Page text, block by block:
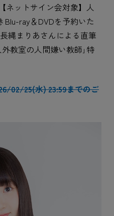
ネットサイン会対象】人
Blu-ray＆DVDを予約いた
縄まりあさんによる直筆
教室の人間嫌い教師｣特
02/25(水) 23:59までのご